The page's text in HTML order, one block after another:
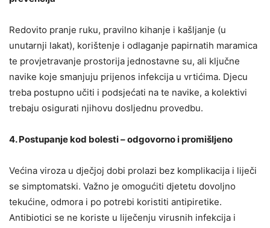
Redovito pranje ruku, pravilno kihanje i kašljanje (u
unutarnji lakat), korištenje i odlaganje papirnatih maramica
te provjetravanje prostorija jednostavne su, ali ključne
navike koje smanjuju prijenos infekcija u vrtićima. Djecu
treba postupno učiti i podsjećati na te navike, a kolektivi
trebaju osigurati njihovu dosljednu provedbu.
4. Postupanje kod bolesti – odgovorno i promišljeno
Većina viroza u dječjoj dobi prolazi bez komplikacija i liječi
se simptomatski. Važno je omogućiti djetetu dovoljno
tekućine, odmora i po potrebi koristiti antipiretike.
Antibiotici se ne koriste u liječenju virusnih infekcija i